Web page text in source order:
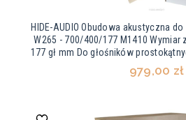
HIDE-AUDIO Obudowa akustyczna
W265 - 700/400/177 M1410 Wymiar
177 gł mm Do głośników
979,00 zł